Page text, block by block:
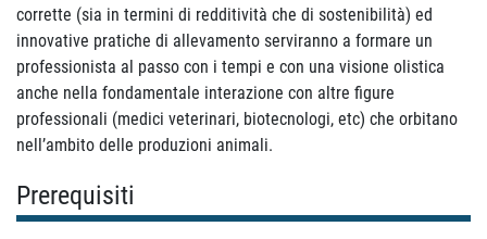
corrette (sia in termini di redditività che di sostenibilità) ed
innovative pratiche di allevamento serviranno a formare un
professionista al passo con i tempi e con una visione olistica
anche nella fondamentale interazione con altre figure
professionali (medici veterinari, biotecnologi, etc) che orbitano
nell’ambito delle produzioni animali.
Prerequisiti